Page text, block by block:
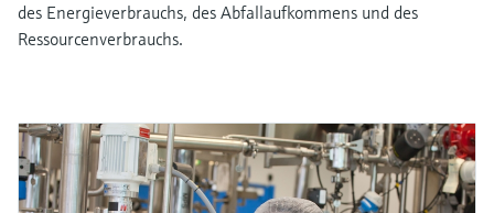
des Energieverbrauchs, des Abfallaufkommens und des
Ressourcenverbrauchs.